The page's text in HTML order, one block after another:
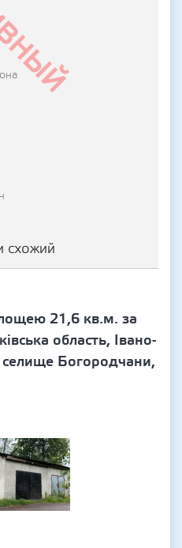
схожий
21,6 кв.м. за
область, Івано-
Богородчани,